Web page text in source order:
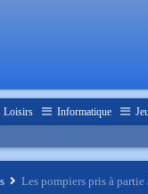
Loisirs Informatique
Les pompiers pris à